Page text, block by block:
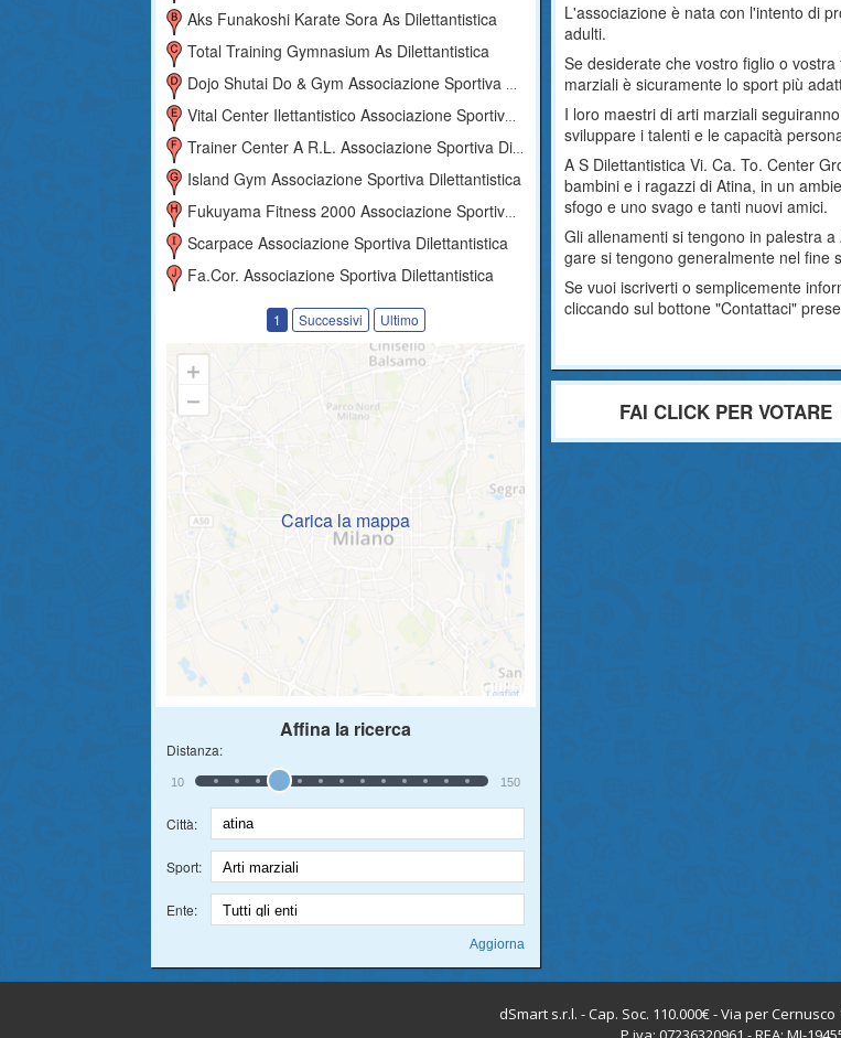
Aks Funakoshi Karate Sora As Dilettantistica
Total Training Gymnasium As Dilettantistica
Dojo Shutai Do & Gym Associazione Sportiva Dilettantistica
Vital Center Ilettantistico Associazione Sportiva Dilettantistica
Trainer Center A R.l. Associazione Sportiva Dilettantistica
Island Gym Associazione Sportiva Dilettantistica
Fukuyama Fitness 2000 Associazione Sportiva Dilettantistica
Scarpace Associazione Sportiva Dilettantistica
Fa.cor. Associazione Sportiva Dilettantistica
1 Successivi Ultimo
Carica la mappa
Affina la ricerca
Distanza:
10 150
Città:
Sport:
Ente:
L'associazione è nata con l'intento di
adulti.
Se desiderate che vostro figlio o
marziali è sicuramente lo sport più
I loro maestri di arti marziali
sviluppare i talenti e le capacità
A S Dilettantistica Vi. Ca. To. Center
bambini e i ragazzi di Atina, in un
sfogo e uno svago e tanti nuovi amici.
Gli allenamenti si tengono in palestra
gare si tengono generalmente nel fine
Se vuoi iscriverti o semplicemente
cliccando sul bottone "Contattaci"
FAI CLICK PER VOTARE
dSmart s.r.l. - Cap. Soc. 110.000€ - Via per Cernusco